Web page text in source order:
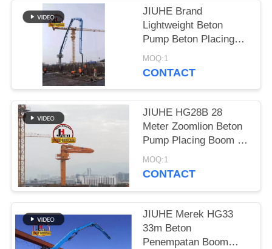
JIUHE Brand
Lightweight Beton
Pump Beton Placing
Boom/ Beton Boom
Placer
MOQ:1
CONTACT
JIUHE HG28B 28
Meter Zoomlion Beton
Pump Placing Boom 3
Bagian Boom Beton
Boom Placer
MOQ:1
CONTACT
JIUHE Merek HG33
33m Beton
Penempatan Boom